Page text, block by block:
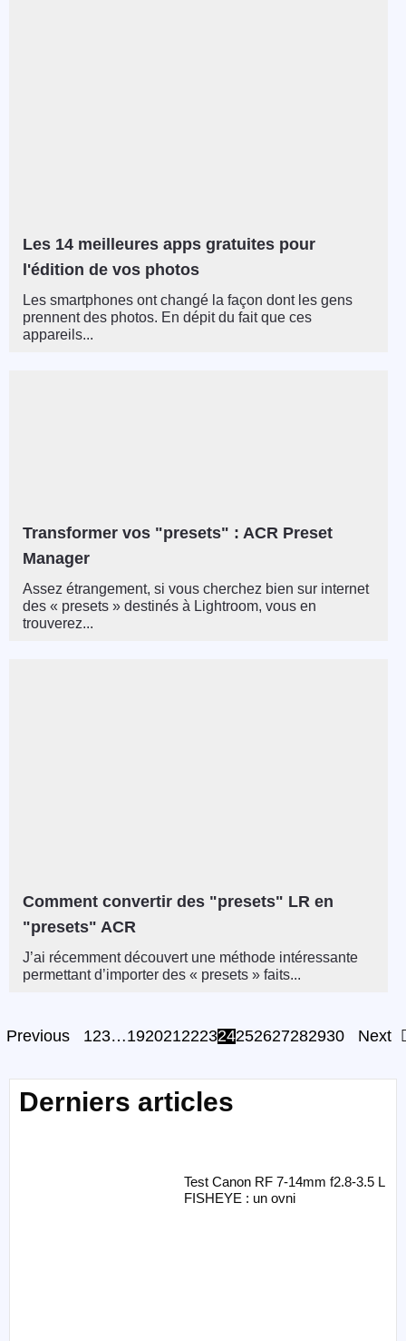
Les 14 meilleures apps gratuites pour
l'édition de vos photos
Les smartphones ont changé la façon dont les gens
prennent des photos. En dépit du fait que ces
appareils...
Transformer vos "presets" : ACR Preset
Manager
Assez étrangement, si vous cherchez bien sur internet
des « presets » destinés à Lightroom, vous en
trouverez...
Comment convertir des "presets" LR en
"presets" ACR
J’ai récemment découvert une méthode intéressante
permettant d’importer des « presets » faits...
Previous 123…192021222324252627282930 Next
Derniers articles
Test Canon RF 7-14mm f2.8-3.5 L
FISHEYE : un ovni